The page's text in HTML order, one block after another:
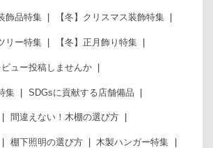
飾品特集 【冬】クリスマス装飾特集
リー特集 【冬】正月飾り特集
ビュー投稿しませんか
集 SDGsに貢献する店舗備品
間違えない！木棚の選び方
棚下照明の選び方 木製ハンガー特集